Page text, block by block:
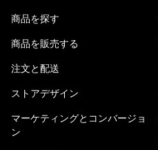
商品を探す
商品を販売する
注文と配送
ストアデザイン
マーケティングとコンバージョ
ン